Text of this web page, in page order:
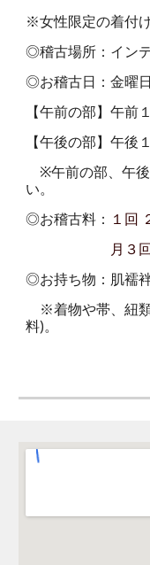
※女性限定の着付
◎稽古場所：イン
◎お稽古日：金曜日
【午前の部】午前
【午後の部】午後
※午前の部、午
い。
◎お稽古料 ： １ 回
月３回 ￥
◎お持ち物：肌襦
※着物や帯、紐
料)。